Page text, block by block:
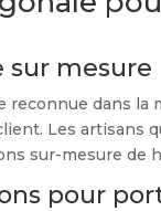
sur mesure
reconnue dans
Les
sur-mesure de
pour